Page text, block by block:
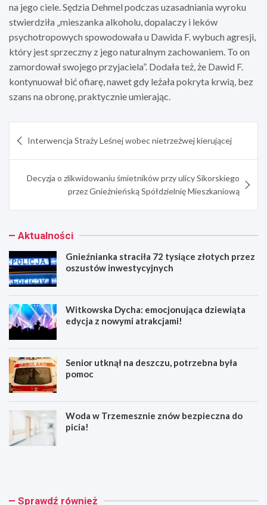
na jego ciele. Sędzia Dehmel podczas uzasadniania wyroku
stwierdziła „mieszanka alkoholu, dopalaczy i leków
psychotropowych spowodowała u Dawida F. wybuch agresji,
który jest sprzeczny z jego naturalnym zachowaniem. To on
zamordował swojego przyjaciela”. Dodała też, że Dawid F.
kontynuował bić ofiarę, nawet gdy leżała pokryta krwią, bez
szans na obronę, praktycznie umierając.
wpisu
Interwencja Straży Leśnej wobec nietrzeźwej kierującej
Decyzja o zlikwidowaniu śmietników przy ulicy Sikorskiego
przez Gnieźnieńską Spółdzielnię Mieszkaniową
Aktualności
Gnieźnianka straciła 72 tysiące złotych przez
oszustów inwestycyjnych
Witkowska Dycha: emocjonująca dziewiąta
edycja z nowymi atrakcjami!
Senior utknął na deszczu, potrzebna była
pomoc
Woda w Trzemesznie znów bezpieczna do
picia!
G
n
W
w Sprawdź również